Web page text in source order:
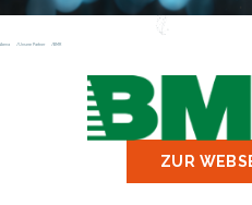
Arena Unsere Partner BMR
ZUR